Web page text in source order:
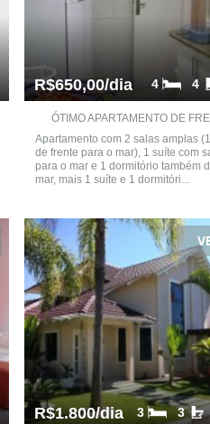
R$650,00/dia 4
4
ÓTIMO APARTAMENTO DE
Apartamento com 2 salas amplas
de frente para o mar), 1 suíte com
para o mar e 1 dormitório também
mar, mais 1 suíte e 1 dormitóri...
R$1.800/dia 3
3